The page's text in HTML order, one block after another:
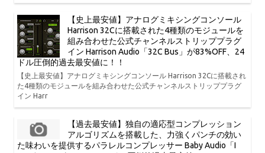
【史上最安値】アナログミキシングコンソール
Harrison 32Cに搭載された4種類のモジュールを
組み合わせた公式チャンネルストリッププラグ
イン Harrison Audio「32C Bus」が83%OFF、24
ドル圧倒的過去最安値に！！
【史上最安値】アナログミキシングコンソール Harrison 32Cに搭載され
た4種類のモジュールを組み合わせた公式チャンネルストリッププラグ
イン Harr
【過去最安値】独自の適応型コンプレッション
アルゴリズムを搭載した、力強くパンチの効い
た味わいを提供するパラレルコンプレッサー Baby Audio「I